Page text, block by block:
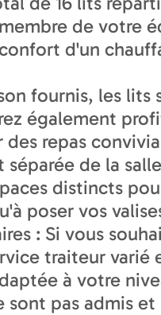
de votre
d'un
fournis, les
également
repas
séparée de la
distincts
poser vos
: Si vous
traiteur
à votre
sont pas admis